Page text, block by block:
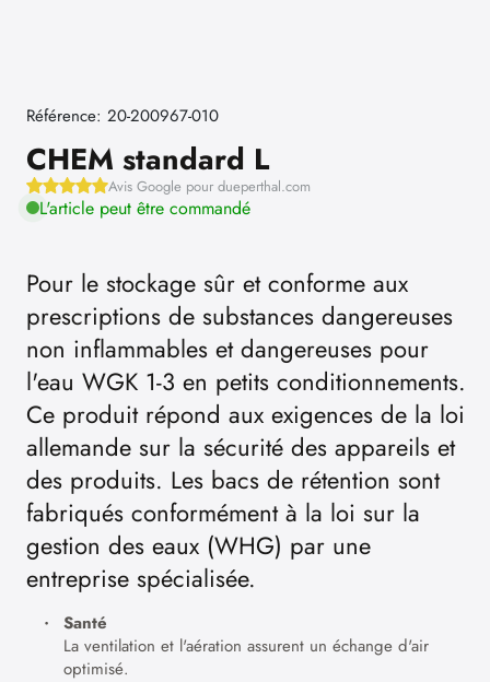
Référence: 20-200967-010
CHEM standard L
Avis Google pour dueperthal.com
L'article peut être commandé
Pour le stockage sûr et conforme aux
prescriptions de substances dangereuses
non inflammables et dangereuses pour
l'eau WGK 1-3 en petits conditionnements.
Ce produit répond aux exigences de la loi
allemande sur la sécurité des appareils et
des produits. Les bacs de rétention sont
fabriqués conformément à la loi sur la
gestion des eaux (WHG) par une
entreprise spécialisée.
Santé
La ventilation et l'aération assurent un échange d'air
optimisé.